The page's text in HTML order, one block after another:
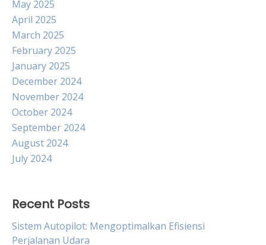
May 2025
April 2025
March 2025
February 2025
January 2025
December 2024
November 2024
October 2024
September 2024
August 2024
July 2024
Recent Posts
Sistem Autopilot: Mengoptimalkan Efisiensi
Perjalanan Udara